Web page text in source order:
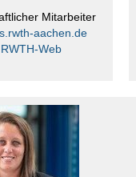
Mitarbeiter
aachen.de
Web